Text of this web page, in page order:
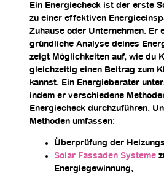
Ein Energiecheck ist der erste
zu einer effektiven
Zuhause oder Unternehmen. Er
gründliche Analyse deines
zeigt Möglichkeiten auf, wie du
gleichzeitig einen Beitrag zum
kannst. Ein Energieberater
indem er verschiedene
Energiecheck durchzuführen.
Methoden umfassen:
Überprüfung der
Solar Fassaden Systeme
Energiegewinnung,